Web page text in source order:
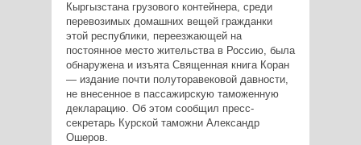
Кыргызстана грузового контейнера, среди
перевозимых домашних вещей гражданки
этой республики, переезжающей на
постоянное место жительства в Россию, была
обнаружена и изъята Священная книга Коран
— издание почти полуторавековой давности,
не внесенное в пассажирскую таможенную
декларацию. Об этом сообщил пресс-
секретарь Курской таможни Александр
Ошеров.